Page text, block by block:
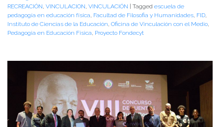
RECREACIÓN, VINCULACION, VINCULACIÓN | Tagged escuela de
pedagogía en educación física, Facultad de Filosofia y Humanidades, FID,
Instituto de Ciencias de la Educación, Oficina de Vinculación con el Medio,
Pedagogia en Educación Física, Proyecto Fondecyt